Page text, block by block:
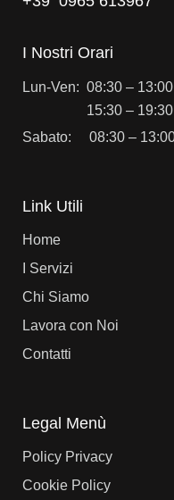
I Nostri Orari
Lun-Ven: 08:30 – 13:00
15:30 – 19:30
Sabato: 08:30 –
Link Utili
Home
I Servizi
Chi Siamo
Lavora con Noi
Contatti
Legal Menù
Policy Privacy
Cookie Policy